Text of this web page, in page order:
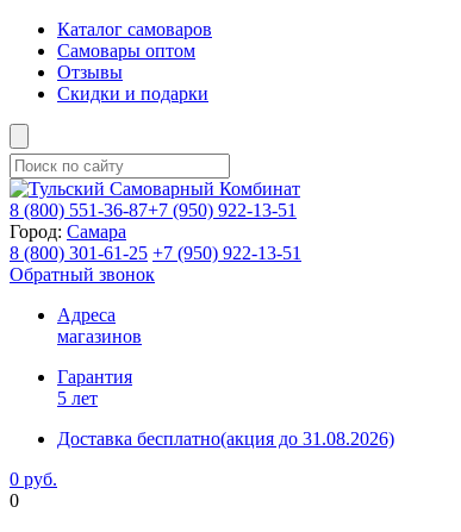
Каталог самоваров
Самовары оптом
Отзывы
Скидки и подарки
8 (800) 551-36-87+7 (950) 922-13-51
Город: Самара
8 (800) 301-61-25 +7 (950) 922-13-51
Обратный звонок
Адреса
магазинов
Гарантия
5 лет
Доставка бесплатно(акция до 31.08.2026)
0 руб.
0